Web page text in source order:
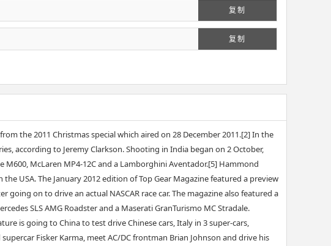
复制
复制
the 2011 Christmas special which aired on 28 December 2011.[2] In the
according to Jeremy Clarkson. Shooting in India began on 2 October,
McLaren MP4-12C and a Lamborghini Aventador.[5] Hammond
USA. The January 2012 edition of Top Gear Magazine featured a preview
going on to drive an actual NASCAR race car. The magazine also featured a
SLS AMG Roadster and a Maserati GranTurismo MC Stradale.
is going to China to test drive Chinese cars, Italy in 3 super-cars,
Fisker Karma, meet AC/DC frontman Brian Johnson and drive his